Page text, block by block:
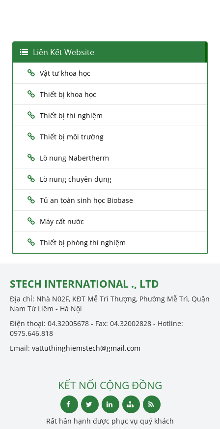
Liên Kết Website
Vật tư khoa học
Thiết bị khoa học
Thiết bị thí nghiệm
Thiết bị môi trường
Lò nung Nabertherm
Lò nung chuyên dụng
Tủ an toàn sinh học Biobase
Máy cất nước
Thiết bị phòng thí nghiệm
STECH INTERNATIONAL ., LTD
Địa chỉ: Nhà N02F, KĐT Mễ Trì Thượng, Phường Mễ Trì, Quận
Nam Từ Liêm - Hà Nội
Điện thoại: 04.32005678 - Fax: 04.32002828 - Hotline:
0975.646.818
Email: vattuthinghiemstech@gmail.com
KẾT NỐI CỘNG ĐỒNG
Rất hân hạnh được phục vụ quý khách